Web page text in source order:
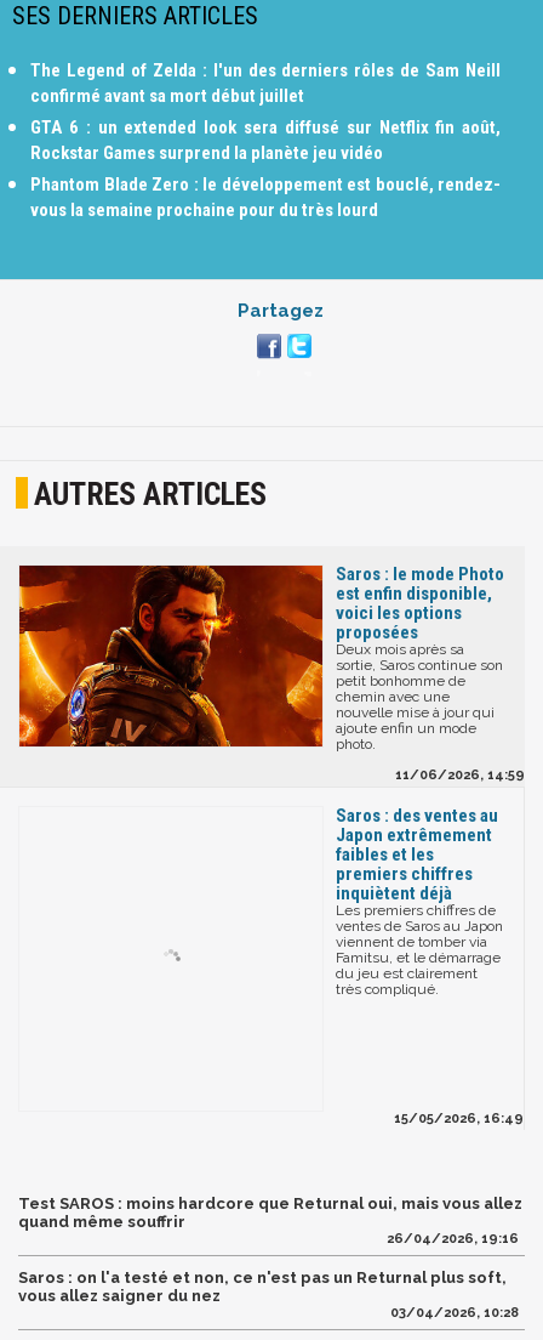
SES DERNIERS ARTICLES
The Legend of Zelda : l'un des derniers rôles de Sam Neill
confirmé avant sa mort début juillet
GTA 6 : un extended look sera diffusé sur Netflix fin août,
Rockstar Games surprend la planète jeu vidéo
Phantom Blade Zero : le développement est bouclé, rendez-
vous la semaine prochaine pour du très lourd
Partagez
AUTRES ARTICLES
Saros : le mode Photo
est enfin disponible,
voici les options
proposées
Deux mois après sa
sortie, Saros continue son
petit bonhomme de
chemin avec une
nouvelle mise à jour qui
ajoute enfin un mode
photo.
11/06/2026, 14:59
Saros : des ventes au
Japon extrêmement
faibles et les
premiers chiffres
inquiètent déjà
Les premiers chiffres de
ventes de Saros au Japon
viennent de tomber via
Famitsu, et le démarrage
du jeu est clairement
très compliqué.
15/05/2026, 16:49
Test SAROS : moins hardcore que Returnal oui, mais vous allez
quand même souffrir
26/04/2026, 19:16
Saros : on l'a testé et non, ce n'est pas un Returnal plus soft,
vous allez saigner du nez
03/04/2026, 10:28